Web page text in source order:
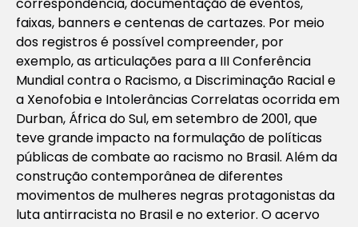
faixas, banners e centenas de cartazes. Por meio
dos registros é possível compreender, por
exemplo, as articulações para a III Conferência
Mundial contra o Racismo, a Discriminação Racial e
a Xenofobia e Intolerâncias Correlatas ocorrida em
Durban, África do Sul, em setembro de 2001, que
teve grande impacto na formulação de políticas
públicas de combate ao racismo no Brasil. Além da
construção contemporânea de diferentes
movimentos de mulheres negras protagonistas da
luta antirracista no Brasil e no exterior. O acervo